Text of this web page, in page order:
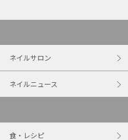
ネイルサロン
ネイルニュース
食・レシピ